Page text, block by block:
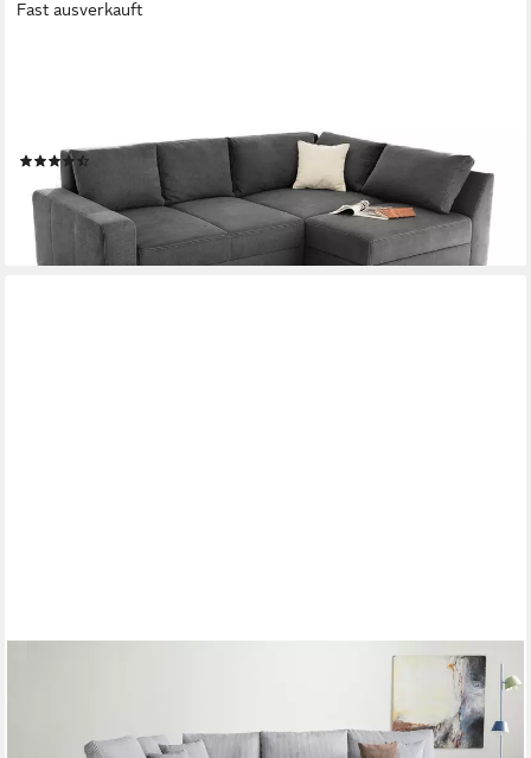
Fast ausverkauft
Boxspring, Kaltschaum-Topper, Mikrofaser in Dunkelgrau
1.799,00 € 2.799,00 €
-36%
lieferbar - in 5-6 Werktagen bei dir
Schlaffunktion 180x200 cm, Schlaffunktion, Bettkasten, Topper
& 3 Zierkissen, Boxspringbett Cord